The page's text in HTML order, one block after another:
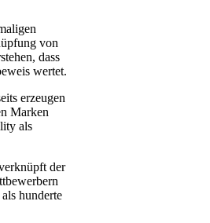
von
dass
wertet.
erzeugen
Marken
als
der
hunderte